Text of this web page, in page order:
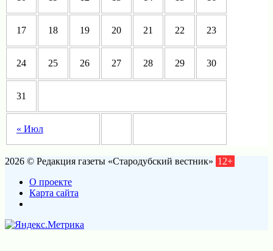
« Июл
17 18 19 20 21 22 23
24 25 26 27 28 29 30
31
2026 © Редакция газеты «Стародубский вестник» 12+
О проекте
Карта сайта